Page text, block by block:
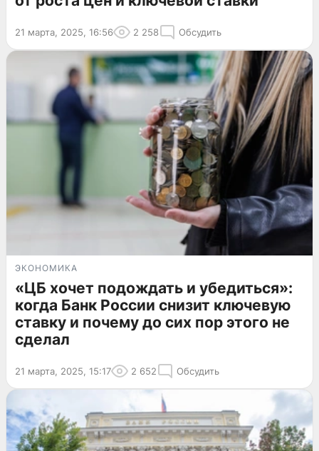
21 марта, 2025, 16:56 2 258 Обсудить
ЭКОНОМИКА
«ЦБ хочет подождать и убедиться»:
когда Банк России снизит ключевую
ставку и почему до сих пор этого не
сделал
21 марта, 2025, 15:17 2 652 Обсудить